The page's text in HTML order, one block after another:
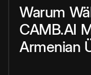
Warum
CAMB.AI
Armenian